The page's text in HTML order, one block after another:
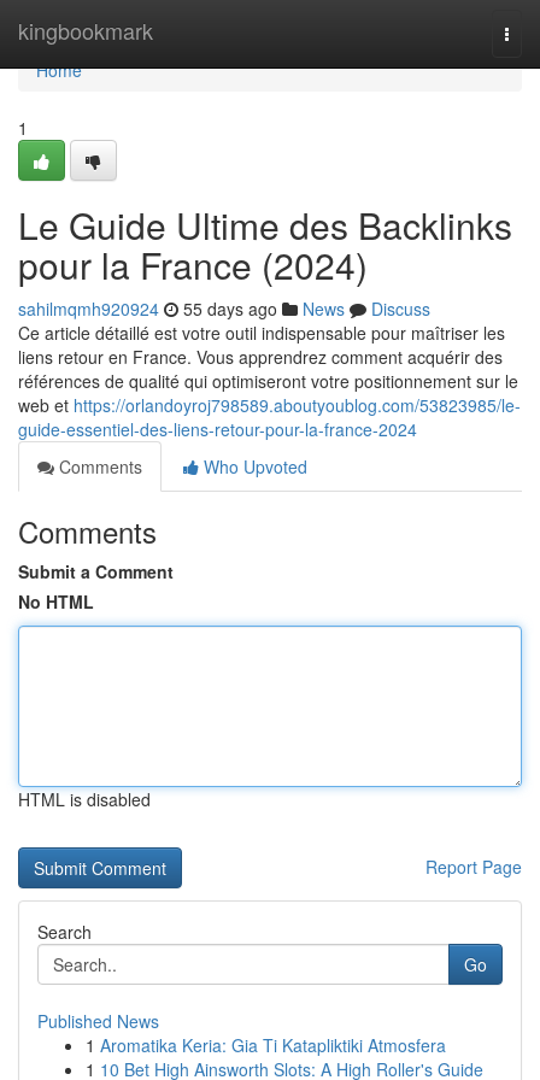
kingbookmark
Home
Home
1
Le Guide Ultime des Backlinks
pour la France (2024)
sahilmqmh920924 55 days ago News
Discuss
Ce article détaillé est votre outil indispensable pour maîtriser les
liens retour en France. Vous apprendrez comment acquérir des
références de qualité qui optimiseront votre positionnement sur le
web et https://orlandoyroj798589.aboutyoublog.com/53823985/le-
guide-essentiel-des-liens-retour-pour-la-france-2024
Comments
Who Upvoted
Comments
Submit a Comment
No HTML
HTML is disabled
Report Page
Search
Go
Published News
1 Aromatika Keria: Gia Ti Katapliktiki Atmosfera
1 10 Bet High Ainsworth Slots: A High Roller's Guide